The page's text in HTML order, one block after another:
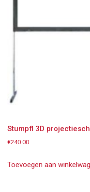
Stumpfl 3D
€240.00
Toevoegen aan